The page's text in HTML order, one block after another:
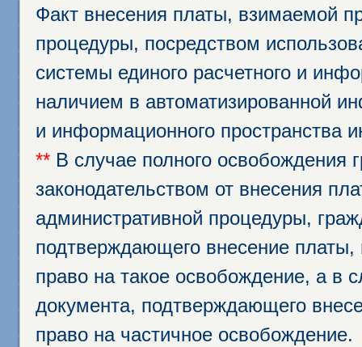
Факт внесения платы, взимаемой
процедуры, посредством
системы единого расчетного и
наличием в автоматизированной
и информационного пространства
** В случае полного освобождения
законодательством от внесения
административной процедуры,
подтверждающего внесение
право на такое освобождение, а в
документа, подтверждающего
право на частичное освобождение.